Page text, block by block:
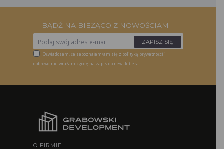
BĄDŹ NA BIEŻĄCO Z NOWOŚCIAMI
Oświadczam, że zapoznałem/am się z polityką prywatności i
dobrowolnie wrażam zgodę na zapis do newslettera.
O FIRMIE